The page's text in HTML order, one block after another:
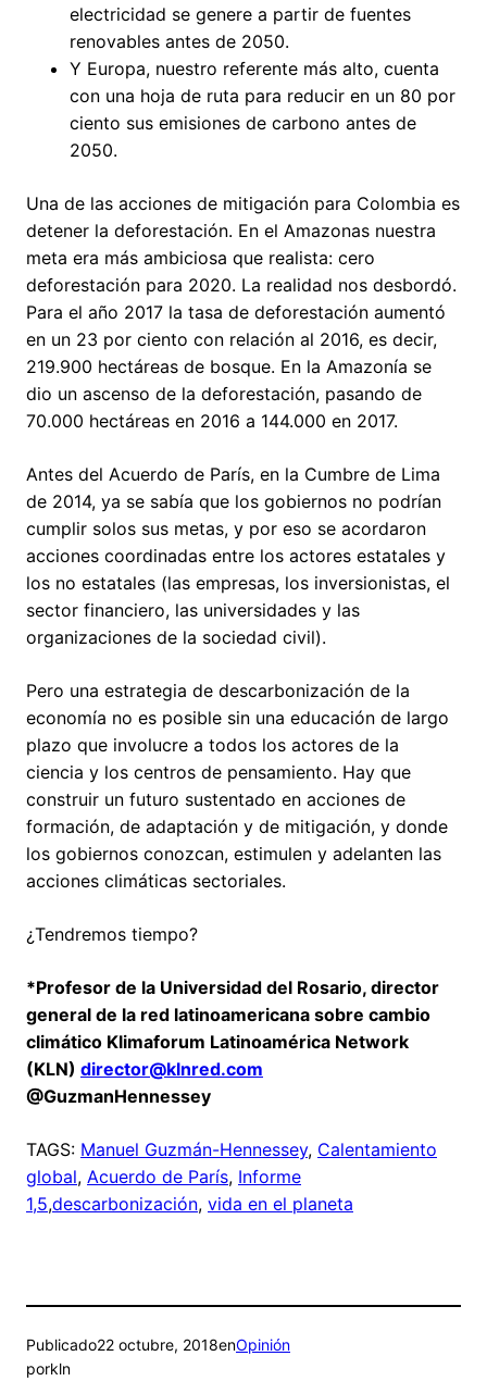
electricidad se genere a partir de fuentes
renovables antes de 2050.
Y Europa, nuestro referente más alto, cuenta
con una hoja de ruta para reducir en un 80 por
ciento sus emisiones de carbono antes de
2050.
Una de las acciones de mitigación para Colombia es
detener la deforestación. En el Amazonas nuestra
meta era más ambiciosa que realista: cero
deforestación para 2020. La realidad nos desbordó.
Para el año 2017 la tasa de deforestación aumentó
en un 23 por ciento con relación al 2016, es decir,
219.900 hectáreas de bosque. En la Amazonía se
dio un ascenso de la deforestación, pasando de
70.000 hectáreas en 2016 a 144.000 en 2017.
Antes del Acuerdo de París, en la Cumbre de Lima
de 2014, ya se sabía que los gobiernos no podrían
cumplir solos sus metas, y por eso se acordaron
acciones coordinadas entre los actores estatales y
los no estatales (las empresas, los inversionistas, el
sector financiero, las universidades y las
organizaciones de la sociedad civil).
Pero una estrategia de descarbonización de la
economía no es posible sin una educación de largo
plazo que involucre a todos los actores de la
ciencia y los centros de pensamiento. Hay que
construir un futuro sustentado en acciones de
formación, de adaptación y de mitigación, y donde
los gobiernos conozcan, estimulen y adelanten las
acciones climáticas sectoriales.
¿Tendremos tiempo?
*Profesor de la Universidad del Rosario, director
general de la red latinoamericana sobre cambio
climático Klimaforum Latinoamérica Network
(KLN) director@klnred.com
@GuzmanHennessey
TAGS: Manuel Guzmán-Hennessey, Calentamiento
global, Acuerdo de París, Informe
1,5,descarbonización, vida en el planeta
Publicado22 octubre, 2018enOpinión
porkln